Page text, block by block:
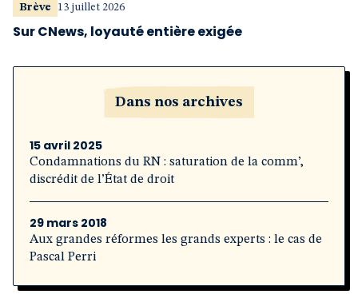
Brève 13 juillet 2026
Sur CNews, loyauté entière exigée
Dans nos archives
15 avril 2025
Condamnations du RN : saturation de la comm’,
discrédit de l’État de droit
29 mars 2018
Aux grandes réformes les grands experts : le cas de
Pascal Perri